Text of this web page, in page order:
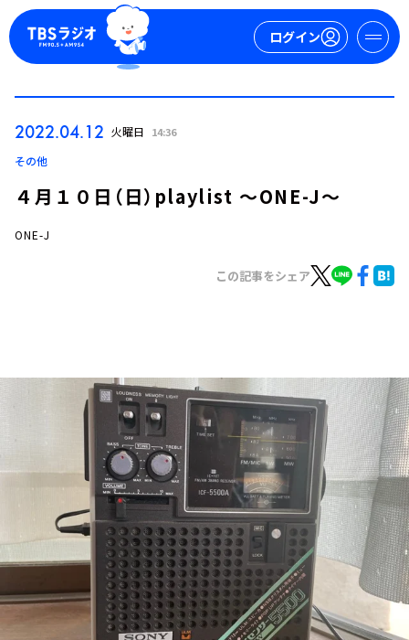
ログイン
トピックス
TBS Podcast
お知らせ
イベント・グッズ
YouTube
会社情報
2022.04.12 火曜日 14:36
その他
４月１０日（日）playlist ～ONE-J～
ONE-J
この記事をシェア